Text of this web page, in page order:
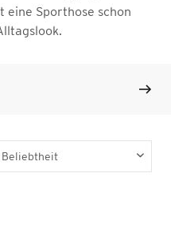
eine Sporthose schon